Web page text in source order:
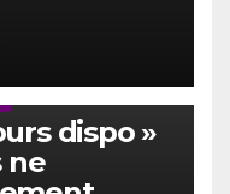
dispo »
ne